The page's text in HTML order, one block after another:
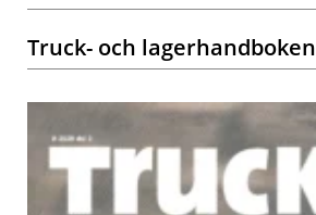
Truck- och lagerhandboken